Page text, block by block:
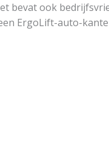
bevat ook
ErgoLift-auto-